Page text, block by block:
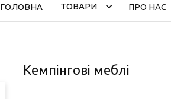
ГОЛОВНА ТОВАРИ ПРО НАС
Кемпінгові меблі